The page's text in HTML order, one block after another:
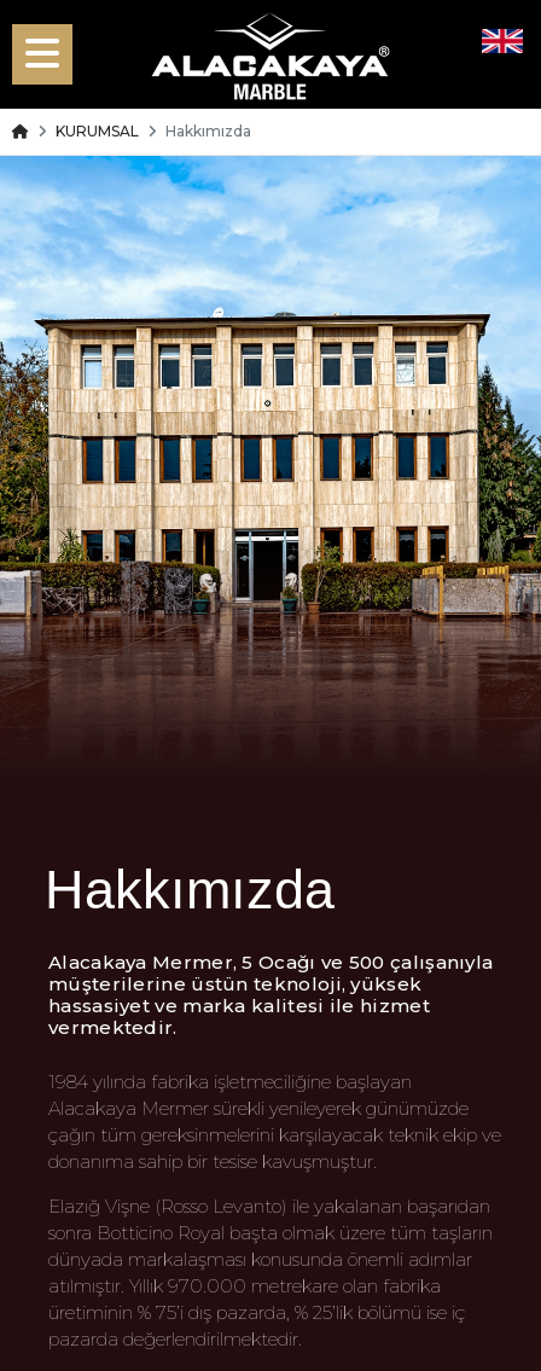
KURUMSAL Hakkımızda
Hakkımızda
Alacakaya Mermer, 5 Ocağı ve 500 çalışanıyla
müşterilerine üstün teknoloji, yüksek
hassasiyet ve marka kalitesi ile hizmet
vermektedir.
1984 yılında fabrika işletmeciliğine başlayan
Alacakaya Mermer sürekli yenileyerek günümüzde
çağın tüm gereksinmelerini karşılayacak teknik ekip ve
donanıma sahip bir tesise kavuşmuştur.
Elazığ Vişne (Rosso Levanto) ile yakalanan başarıdan
sonra Botticino Royal başta olmak üzere tüm taşların
dünyada markalaşması konusunda önemli adımlar
atılmıştır. Yıllık 970.000 metrekare olan fabrika
üretiminin % 75’i dış pazarda, % 25’lik bölümü ise iç
pazarda değerlendirilmektedir.